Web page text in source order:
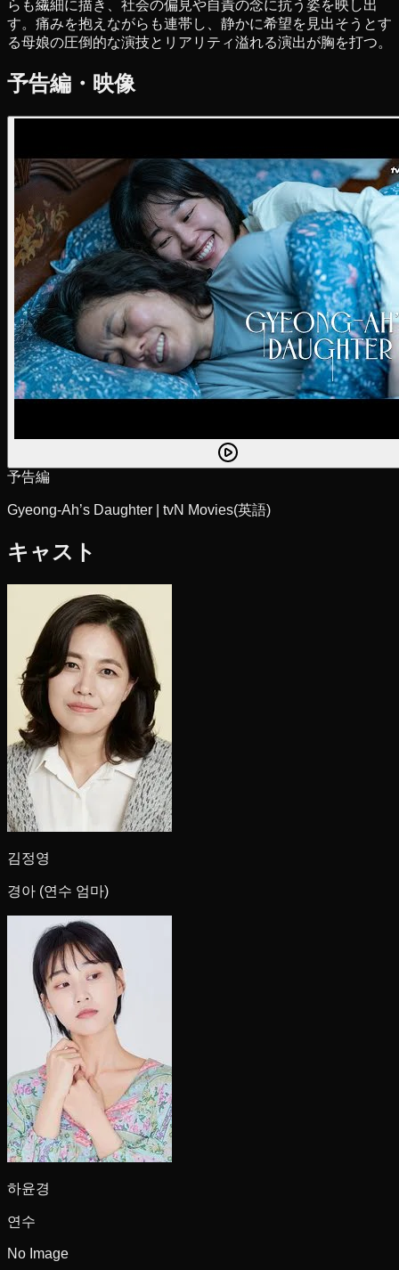
らも繊細に描き、社会の偏見や自責の念に抗う姿を映し出
す。痛みを抱えながらも連帯し、静かに希望を見出そうとす
る母娘の圧倒的な演技とリアリティ溢れる演出が胸を打つ。
予告編・映像
予告編
Gyeong-Ah’s Daughter | tvN Movies(英語)
キャスト
김정영
경아 (연수 엄마)
하윤경
연수
No Image